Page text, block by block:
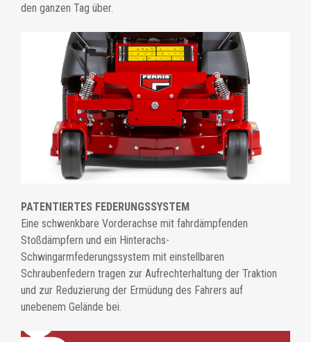
den ganzen Tag über.
PATENTIERTES FEDERUNGSSYSTEM
Eine schwenkbare Vorderachse mit fahrdämpfenden
Stoßdämpfern und ein Hinterachs-
Schwingarmfederungssystem mit einstellbaren
Schraubenfedern tragen zur Aufrechterhaltung der Traktion
und zur Reduzierung der Ermüdung des Fahrers auf
unebenem Gelände bei.